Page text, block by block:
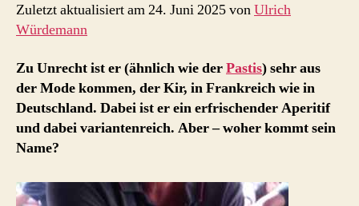
Zuletzt aktualisiert am 24. Juni 2025 vonUlrich
Würdemann
Zu Unrecht ist er (ähnlich wie derPastis) sehr aus
der Mode kommen, der Kir, in Frankreich wie in
Deutschland. Dabei ist er ein erfrischender Aperitif
und dabei variantenreich. Aber – woher kommt sein
Name?